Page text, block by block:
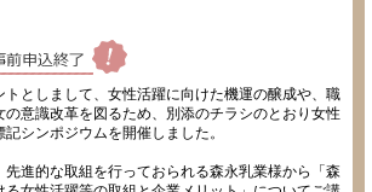
としまして、女性活躍に向けた機運の醸成や、職
の意識改革を図るため、別添のチラシのとおり女性
シンポジウムを開催しました。
進的な取組を行っておられる森永乳業様から「森